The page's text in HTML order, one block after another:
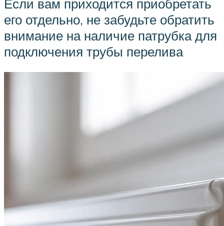
Если вам приходится приобретать
его отдельно, не забудьте обратить
внимание на наличие патрубка для
подключения трубы перелива